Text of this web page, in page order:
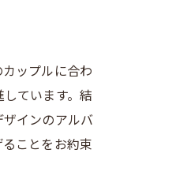
ップルに合わ
ています。結
インのアルバ
ことをお約束